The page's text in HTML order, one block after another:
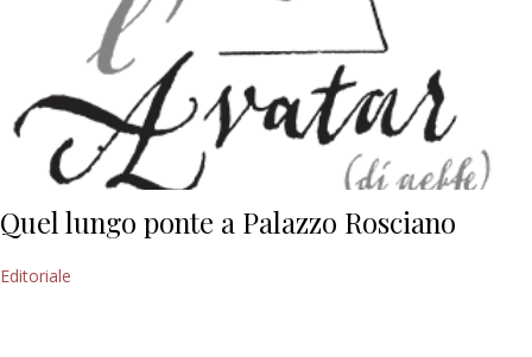
Quel lungo ponte a Palazzo Rosciano
Editoriale